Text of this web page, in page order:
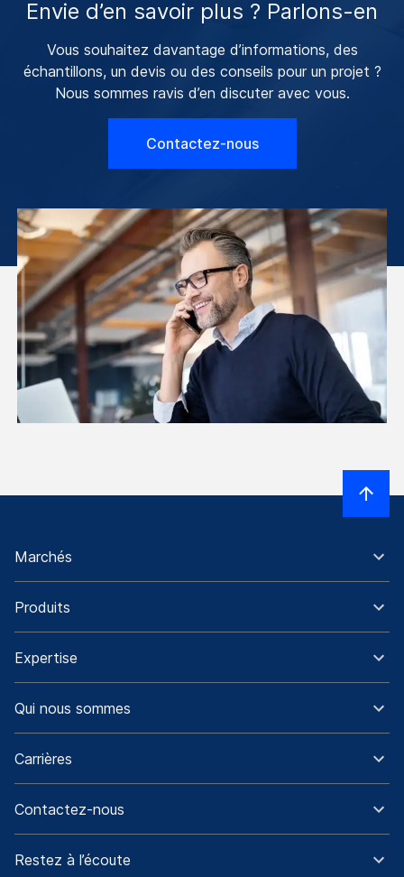
Envie d’en savoir plus ? Parlons-en
Vous souhaitez davantage d’informations, des
échantillons, un devis ou des conseils pour un projet ?
Nous sommes ravis d’en discuter avec vous.
Contactez-nous
Marchés
Produits
Expertise
Qui nous sommes
Carrières
Contactez-nous
Restez à l’écoute